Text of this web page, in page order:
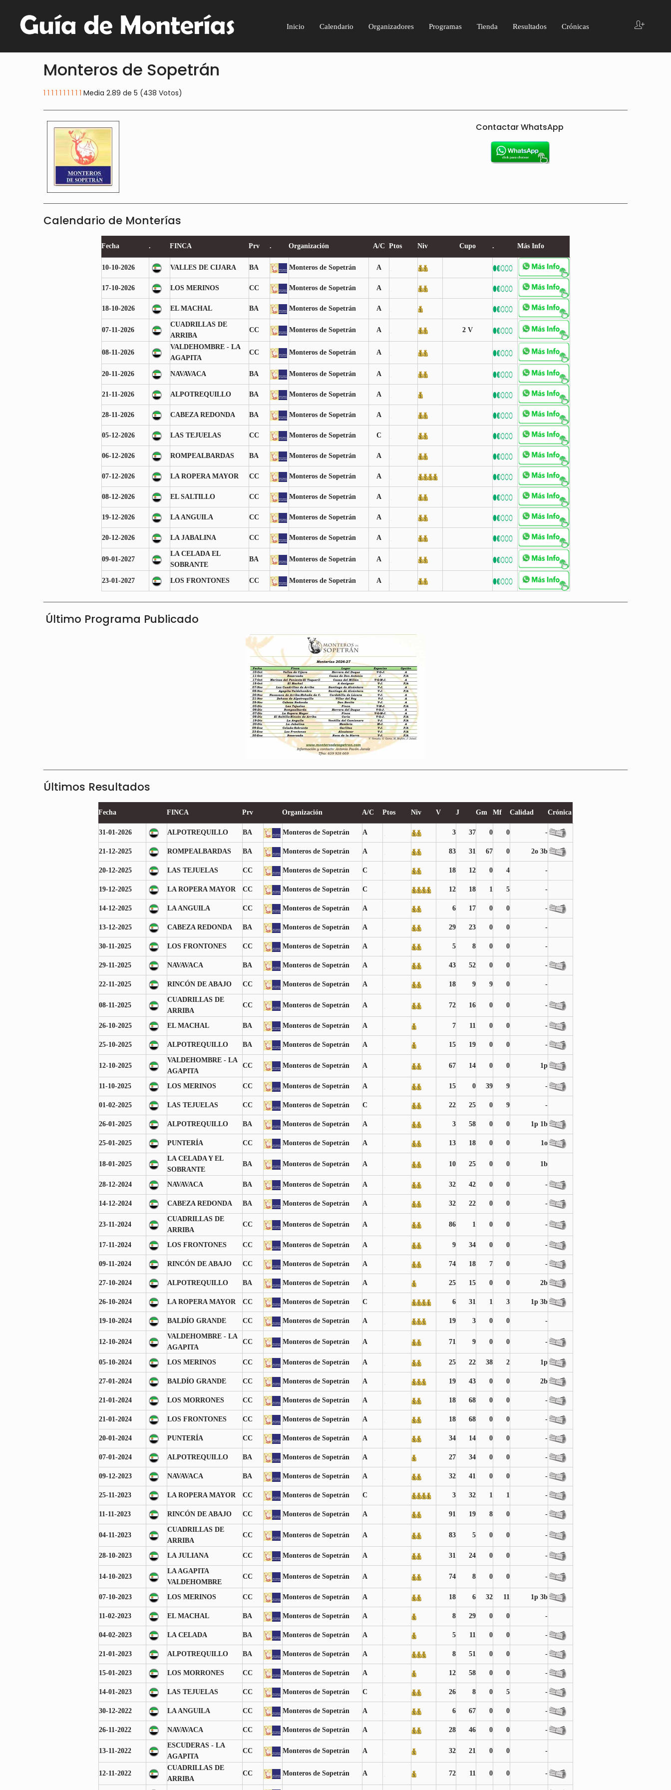
Inicio Calendario Organizadores Programas Tienda Resultados Crónicas
Monteros de Sopetrán
1 1 1 1 1 1 1 1 1 1 Media 2.89 de 5 (438 Votos)
Contactar WhatsApp
Calendario de Monterías
Fecha . FINCA Prv . Organización A/C Ptos Niv Cupo . Más Info
10-10-2026 VALLES DE CIJARA BA Monteros de Sopetrán A
17-10-2026 LOS MERINOS CC Monteros de Sopetrán A
18-10-2026 EL MACHAL BA Monteros de Sopetrán A
07-11-2026
CUADRILLAS DE
ARRIBA
CC Monteros de Sopetrán A 2 V
08-11-2026
VALDEHOMBRE - LA
AGAPITA
CC Monteros de Sopetrán A
20-11-2026 NAVAVACA BA Monteros de Sopetrán A
21-11-2026 ALPOTREQUILLO BA Monteros de Sopetrán A
28-11-2026 CABEZA REDONDA BA Monteros de Sopetrán A
05-12-2026 LAS TEJUELAS CC Monteros de Sopetrán C
06-12-2026 ROMPEALBARDAS BA Monteros de Sopetrán A
07-12-2026 LA ROPERA MAYOR CC Monteros de Sopetrán A
08-12-2026 EL SALTILLO CC Monteros de Sopetrán A
19-12-2026 LA ANGUILA CC Monteros de Sopetrán A
20-12-2026 LA JABALINA CC Monteros de Sopetrán A
09-01-2027
LA CELADA EL
SOBRANTE
BA Monteros de Sopetrán A
23-01-2027 LOS FRONTONES CC Monteros de Sopetrán A
Último Programa Publicado
Últimos Resultados
Fecha FINCA Prv Organización A/C Ptos Niv V J Gm Mf Calidad Crónica
31-01-2026 ALPOTREQUILLO BA Monteros de Sopetrán A 3 37 0 0 -
21-12-2025 ROMPEALBARDAS BA Monteros de Sopetrán A 83 31 67 0 2o 3b
20-12-2025 LAS TEJUELAS CC Monteros de Sopetrán C 18 12 0 4 -
19-12-2025 LA ROPERA MAYOR CC Monteros de Sopetrán C 12 18 1 5 -
14-12-2025 LA ANGUILA CC Monteros de Sopetrán A 6 17 0 0 -
13-12-2025 CABEZA REDONDA BA Monteros de Sopetrán A 29 23 0 0 -
30-11-2025 LOS FRONTONES CC Monteros de Sopetrán A 5 8 0 0 -
29-11-2025 NAVAVACA BA Monteros de Sopetrán A 43 52 0 0 -
22-11-2025 RINCÓN DE ABAJO CC Monteros de Sopetrán A 18 9 9 0 -
08-11-2025
CUADRILLAS DE
ARRIBA
CC Monteros de Sopetrán A 72 16 0 0 -
26-10-2025 EL MACHAL BA Monteros de Sopetrán A 7 11 0 0 -
25-10-2025 ALPOTREQUILLO BA Monteros de Sopetrán A 15 19 0 0 -
12-10-2025
VALDEHOMBRE - LA
AGAPITA
CC Monteros de Sopetrán A 67 14 0 0 1p
11-10-2025 LOS MERINOS CC Monteros de Sopetrán A 15 0 39 9 -
01-02-2025 LAS TEJUELAS CC Monteros de Sopetrán C 22 25 0 9 -
26-01-2025 ALPOTREQUILLO BA Monteros de Sopetrán A 3 58 0 0 1p 1b
25-01-2025 PUNTERÍA CC Monteros de Sopetrán A 13 18 0 0 1o
18-01-2025
LA CELADA Y EL
SOBRANTE
BA Monteros de Sopetrán A 10 25 0 0 1b
28-12-2024 NAVAVACA BA Monteros de Sopetrán A 32 42 0 0 -
14-12-2024 CABEZA REDONDA BA Monteros de Sopetrán A 32 22 0 0 -
23-11-2024
CUADRILLAS DE
ARRIBA
CC Monteros de Sopetrán A 86 1 0 0 -
17-11-2024 LOS FRONTONES CC Monteros de Sopetrán A 9 34 0 0 -
09-11-2024 RINCÓN DE ABAJO CC Monteros de Sopetrán A 74 18 7 0 -
27-10-2024 ALPOTREQUILLO BA Monteros de Sopetrán A 25 15 0 0 2b
26-10-2024 LA ROPERA MAYOR CC Monteros de Sopetrán C 6 31 1 3 1p 3b
19-10-2024 BALDÍO GRANDE CC Monteros de Sopetrán A 19 3 0 0 -
12-10-2024
VALDEHOMBRE - LA
AGAPITA
CC Monteros de Sopetrán A 71 9 0 0 -
05-10-2024 LOS MERINOS CC Monteros de Sopetrán A 25 22 38 2 1p
27-01-2024 BALDÍO GRANDE CC Monteros de Sopetrán A 19 43 0 0 2b
21-01-2024 LOS MORRONES CC Monteros de Sopetrán A 18 68 0 0 -
21-01-2024 LOS FRONTONES CC Monteros de Sopetrán A 18 68 0 0 -
20-01-2024 PUNTERÍA CC Monteros de Sopetrán A 34 14 0 0 -
07-01-2024 ALPOTREQUILLO BA Monteros de Sopetrán A 27 34 0 0 -
09-12-2023 NAVAVACA BA Monteros de Sopetrán A 32 41 0 0 -
25-11-2023 LA ROPERA MAYOR CC Monteros de Sopetrán C 3 32 1 1 -
11-11-2023 RINCÓN DE ABAJO CC Monteros de Sopetrán A 91 19 8 0 -
04-11-2023
CUADRILLAS DE
ARRIBA
CC Monteros de Sopetrán A 83 5 0 0 -
28-10-2023 LA JULIANA CC Monteros de Sopetrán A 31 24 0 0 -
14-10-2023
LA AGAPITA
VALDEHOMBRE
CC Monteros de Sopetrán A 74 8 0 0 -
07-10-2023 LOS MERINOS CC Monteros de Sopetrán A 18 6 32 11 1p 3b
11-02-2023 EL MACHAL BA Monteros de Sopetrán A 8 29 0 0 -
04-02-2023 LA CELADA BA Monteros de Sopetrán A 5 11 0 0 -
21-01-2023 ALPOTREQUILLO BA Monteros de Sopetrán A 8 51 0 0 -
15-01-2023 LOS MORRONES CC Monteros de Sopetrán A 12 58 0 0 -
14-01-2023 LAS TEJUELAS CC Monteros de Sopetrán C 26 8 0 5 -
30-12-2022 LA ANGUILA CC Monteros de Sopetrán A 6 67 0 0 -
26-11-2022 NAVAVACA CC Monteros de Sopetrán A 28 46 0 0 -
13-11-2022
ESCUDERAS - LA
AGAPITA
CC Monteros de Sopetrán A 32 21 0 0 -
12-11-2022
CUADRILLAS DE
ARRIBA
CC Monteros de Sopetrán A 72 11 0 0 -